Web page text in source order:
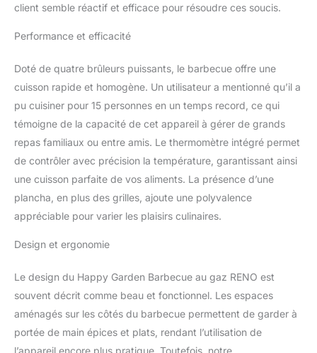
client semble réactif et efficace pour résoudre ces soucis.
Performance et efficacité
Doté de quatre brûleurs puissants, le barbecue offre une
cuisson rapide et homogène. Un utilisateur a mentionné qu’il a
pu cuisiner pour 15 personnes en un temps record, ce qui
témoigne de la capacité de cet appareil à gérer de grands
repas familiaux ou entre amis. Le thermomètre intégré permet
de contrôler avec précision la température, garantissant ainsi
une cuisson parfaite de vos aliments. La présence d’une
plancha, en plus des grilles, ajoute une polyvalence
appréciable pour varier les plaisirs culinaires.
Design et ergonomie
Le design du Happy Garden Barbecue au gaz RENO est
souvent décrit comme beau et fonctionnel. Les espaces
aménagés sur les côtés du barbecue permettent de garder à
portée de main épices et plats, rendant l’utilisation de
l’appareil encore plus pratique. Toutefois, notre